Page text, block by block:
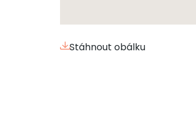
Stáhnout obálku